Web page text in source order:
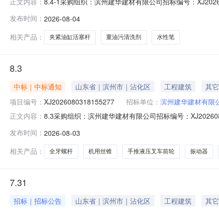
类*水性笔支40.0滨州瑞晖迪商贸有限公司微机屏显万能
发布时间： 2026-08-04
相关产品：
夹紧油缸活塞杆 重油污清洗剂 水性笔
8.3
中标｜中标通知 山东省｜滨州市｜沾化区 工程建筑
其它
项目编号： XJ2026080318155277 招标单位： 滨州建华建材有限
正文内容： 8.3采购组织：滨州建华建材有限公司招标编号：
螺杆*M16个2.0滨州瑞晖迪商贸有限公司机用丝锥*攻丝
发布时间： 2026-08-03
相关产品：
全牙螺杆 机用丝锥 手推液压叉车前轮 振动器
7.31
招标｜招标公告 山东省｜滨州市｜沾化区 工程建筑
其它